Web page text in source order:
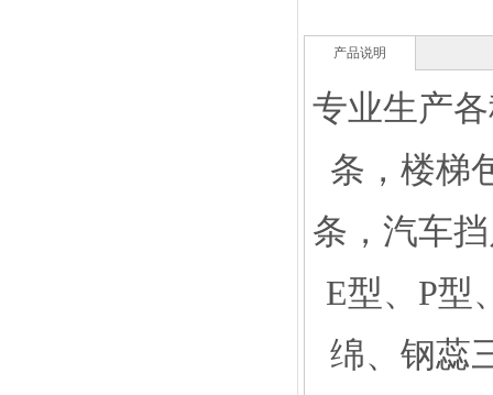
产品说明
专业生产
条，楼梯
条，汽车
E型、P型
绵、钢蕊